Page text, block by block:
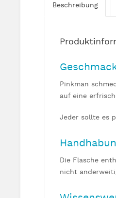
Beschreibung
Pinkman
auf eine
Jeder sollte es
Die Flasche
nicht